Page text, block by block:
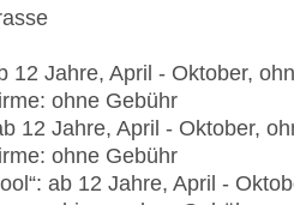
12 Jahre, April - Oktober,
ohne Gebühr
12 Jahre, April - Oktober,
ohne Gebühr
ab 12 Jahre, April -